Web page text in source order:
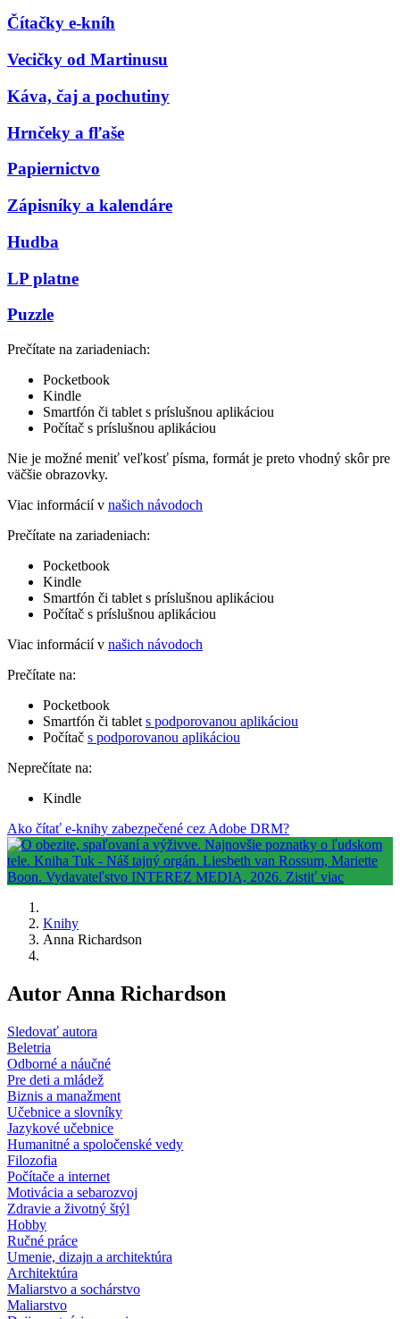
Čítačky e-kníh
Vecičky od Martinusu
Káva, čaj a pochutiny
Hrnčeky a fľaše
Papiernictvo
Zápisníky a kalendáre
Hudba
LP platne
Puzzle
Prečítate na zariadeniach:
Pocketbook
Kindle
Smartfón či tablet s príslušnou aplikáciou
Počítač s príslušnou aplikáciou
Nie je možné meniť veľkosť písma, formát je preto vhodný skôr pre
väčšie obrazovky.
Viac informácií v našich návodoch
Prečítate na zariadeniach:
Pocketbook
Kindle
Smartfón či tablet s príslušnou aplikáciou
Počítač s príslušnou aplikáciou
Viac informácií v našich návodoch
Prečítate na:
Pocketbook
Smartfón či tablet s podporovanou aplikáciou
Počítač s podporovanou aplikáciou
Neprečítate na:
Kindle
Ako čítať e-knihy zabezpečené cez Adobe DRM?
Knihy
Anna Richardson
Autor Anna Richardson
Sledovať autora
Beletria
Odborné a náučné
Pre deti a mládež
Biznis a manažment
Učebnice a slovníky
Jazykové učebnice
Humanitné a spoločenské vedy
Filozofia
Počítače a internet
Motivácia a sebarozvoj
Zdravie a životný štýl
Hobby
Ručné práce
Umenie, dizajn a architektúra
Architektúra
Maliarstvo a sochárstvo
Maliarstvo